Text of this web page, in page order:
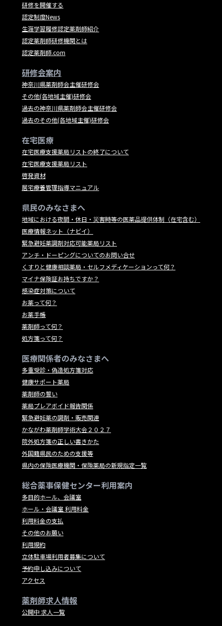
研修を開催する
認定制度News
生涯学習履修認定薬剤師紹介
認定薬剤師研修機関とは
認定薬剤師.com
研修会案内
神奈川県薬剤師会主催研修会
その他(各地域主催)研修会
過去の神奈川県薬剤師会主催研修会
過去のその他(各地域主催)研修会
在宅医療
在宅医療支援薬局リストの終了について
在宅医療支援薬局リスト
啓発資材
居宅療養管理指導マニュアル
県民のみなさまへ
地域における夜間・休日・災害時等の医薬品提供体制（在宅含む）
医療情報ネット（ナビイ）
緊急避妊薬調剤対応可能薬局リスト
アンチ・ドーピングについてのお問い合せ
くすりと健康相談薬局・セルフメディケーションって何？
マイナ保険証お持ちですか？
感染症対策について
お薬って何？
お薬手帳
薬剤師って何？
処方箋って何？
医療関係者のみなさまへ
多重受診・偽造処方箋対応
健康サポート薬局
薬剤師の誓い
薬局プレアボイド報告関係
緊急避妊薬の調剤・販売関連
かながわ薬剤師学術大会２０２７
院外処方箋の正しい書きかた
外国籍県民のための支援等
県内の保険医療機関・保険薬局の新規指定一覧
総合薬事保健センター利用案内
多目的ホール、会議室
ホール・会議室 利用料金
利用料金の支払
その他のお願い
利用規約
立体駐車場利用者募集について
予約申し込みについて
アクセス
薬剤師求人情報
公開中 求人一覧